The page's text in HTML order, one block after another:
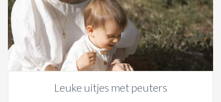
Leuke uitjes met peuters